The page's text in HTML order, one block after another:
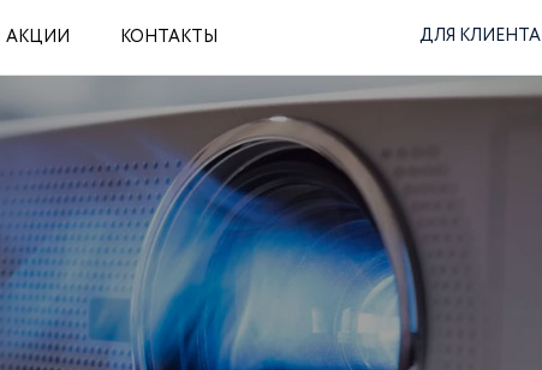
АКЦИИ КОНТАКТЫ ДЛЯ КЛИЕНТА